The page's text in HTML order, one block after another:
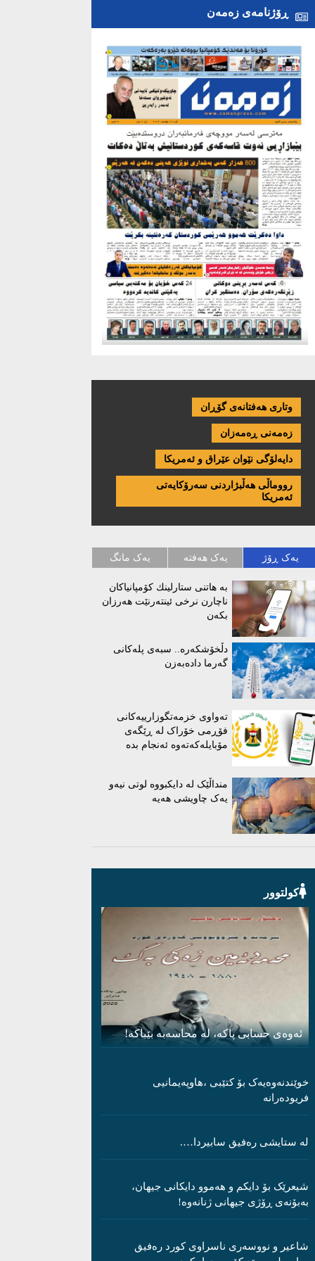
ڕۆژنامەی زەمەن
وتاری هەفتانەی گۆڕان
زەمەنی ڕەمەزان
دایەلۆگی نێوان عێراق و ئەمریكا
رووماڵی هەڵبژاردنی سەرۆکایەتی
ئەمریکا
یەک ڕۆژ یەک هەفتە یەک مانگ
بە هاتنی ستارلینك كۆمپانیاكان
ناچارن نرخی ئینتەرنێت هەرزان
بكەن
دڵخۆشکەرە.. سبەی پلەکانی
گەرما دادەبەزن
تەواوی خزمەتگوزارییەکانی
فۆڕمی خۆراک لە ڕێگەی
مۆبایلەکەتەوە ئەنجام بدە
منداڵێک لە دایکبووە لوتی نیەو
یەک چاویشی هەیە
کولتوور
ئەوەی حسابی پاکە، لە محاسەبە بێباکە!
خوێندنەوەیەک بۆ کتێبی ،هاوپەیمانیی
فریودەرانە
لە ستایشی رەفیق سابیردا….
شیعرێک بۆ دایکم و ھەموو دایکانی جیھان،
بەبۆنەی ڕۆژی جیھانی ژنانەوە!
شاعیر و نووسەری ناسراوی کورد رەفیق